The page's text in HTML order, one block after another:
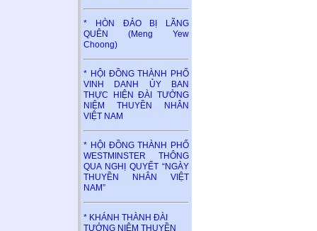
* HÒN ĐẢO BỊ LÃNG
QUÊN (Meng Yew
Choong)
* HỘI ĐỒNG THÀNH PHỐ
VINH DANH ỦY BAN
THỰC HIỆN ĐÀI TƯỞNG
NIỆM THUYỀN NHÂN
VIỆT NAM
* HỘI ĐỒNG THÀNH PHỐ
WESTMINSTER THÔNG
QUA NGHỊ QUYẾT “NGÀY
THUYỀN NHÂN VIỆT
NAM”
* KHÁNH THÀNH ĐÀI
TƯỞNG NIỆM THUYỀN